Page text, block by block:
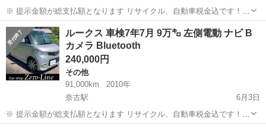
※ 提示金額が総支払額となります リサイクル、自動車税金込です！
まず支払い能力がない、約束を守れない、調べれば分かることやくだ
らない質問、値引き交渉をされる方はコメント、連絡してこないでく
ださい。もしされた場合はブロッ...
山口 萩市 奈古駅 セレナ 走行距離
ルークス 車検7年7月 9万㌔ 左側電動 ナビ B
カメラ Bluetooth
240,000円
その他
91,000km
2010年
奈古駅
6月3日
※ 提示金額が総支払額となります リサイクル、自動車税金込です！
まず支払い能力がない、約束を守れない、調べれば分かることやくだ